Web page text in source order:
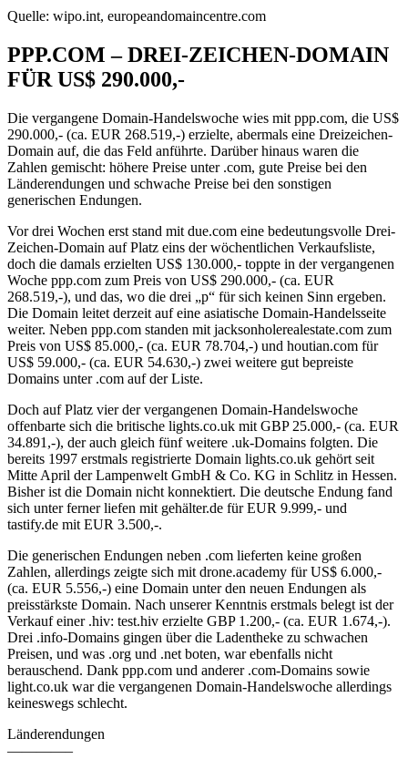
Quelle: wipo.int, europeandomaincentre.com
PPP.COM – DREI-ZEICHEN-DOMAIN
FÜR US$ 290.000,-
Die vergangene Domain-Handelswoche wies mit ppp.com, die US$
290.000,- (ca. EUR 268.519,-) erzielte, abermals eine Dreizeichen-
Domain auf, die das Feld anführte. Darüber hinaus waren die
Zahlen gemischt: höhere Preise unter .com, gute Preise bei den
Länderendungen und schwache Preise bei den sonstigen
generischen Endungen.
Vor drei Wochen erst stand mit due.com eine bedeutungsvolle Drei-
Zeichen-Domain auf Platz eins der wöchentlichen Verkaufsliste,
doch die damals erzielten US$ 130.000,- toppte in der vergangenen
Woche ppp.com zum Preis von US$ 290.000,- (ca. EUR
268.519,-), und das, wo die drei „p“ für sich keinen Sinn ergeben.
Die Domain leitet derzeit auf eine asiatische Domain-Handelsseite
weiter. Neben ppp.com standen mit jacksonholerealestate.com zum
Preis von US$ 85.000,- (ca. EUR 78.704,-) und houtian.com für
US$ 59.000,- (ca. EUR 54.630,-) zwei weitere gut bepreiste
Domains unter .com auf der Liste.
Doch auf Platz vier der vergangenen Domain-Handelswoche
offenbarte sich die britische lights.co.uk mit GBP 25.000,- (ca. EUR
34.891,-), der auch gleich fünf weitere .uk-Domains folgten. Die
bereits 1997 erstmals registrierte Domain lights.co.uk gehört seit
Mitte April der Lampenwelt GmbH & Co. KG in Schlitz in Hessen.
Bisher ist die Domain nicht konnektiert. Die deutsche Endung fand
sich unter ferner liefen mit gehälter.de für EUR 9.999,- und
tastify.de mit EUR 3.500,-.
Die generischen Endungen neben .com lieferten keine großen
Zahlen, allerdings zeigte sich mit drone.academy für US$ 6.000,-
(ca. EUR 5.556,-) eine Domain unter den neuen Endungen als
preisstärkste Domain. Nach unserer Kenntnis erstmals belegt ist der
Verkauf einer .hiv: test.hiv erzielte GBP 1.200,- (ca. EUR 1.674,-).
Drei .info-Domains gingen über die Ladentheke zu schwachen
Preisen, und was .org und .net boten, war ebenfalls nicht
berauschend. Dank ppp.com und anderer .com-Domains sowie
light.co.uk war die vergangenen Domain-Handelswoche allerdings
keineswegs schlecht.
Länderendungen
————–